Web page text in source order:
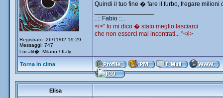
Registrato: 26/11/02 19:29
Messaggi: 747
Localit�: Milano / Italy
Quindi il tuo fine � fare il furbo, fregare milioni
..:: Fabio ::..
<i>" Io mi dico � stato meglio lasciarci
che non esserci mai incontrati... "</i>
Torna in cima
Elisa